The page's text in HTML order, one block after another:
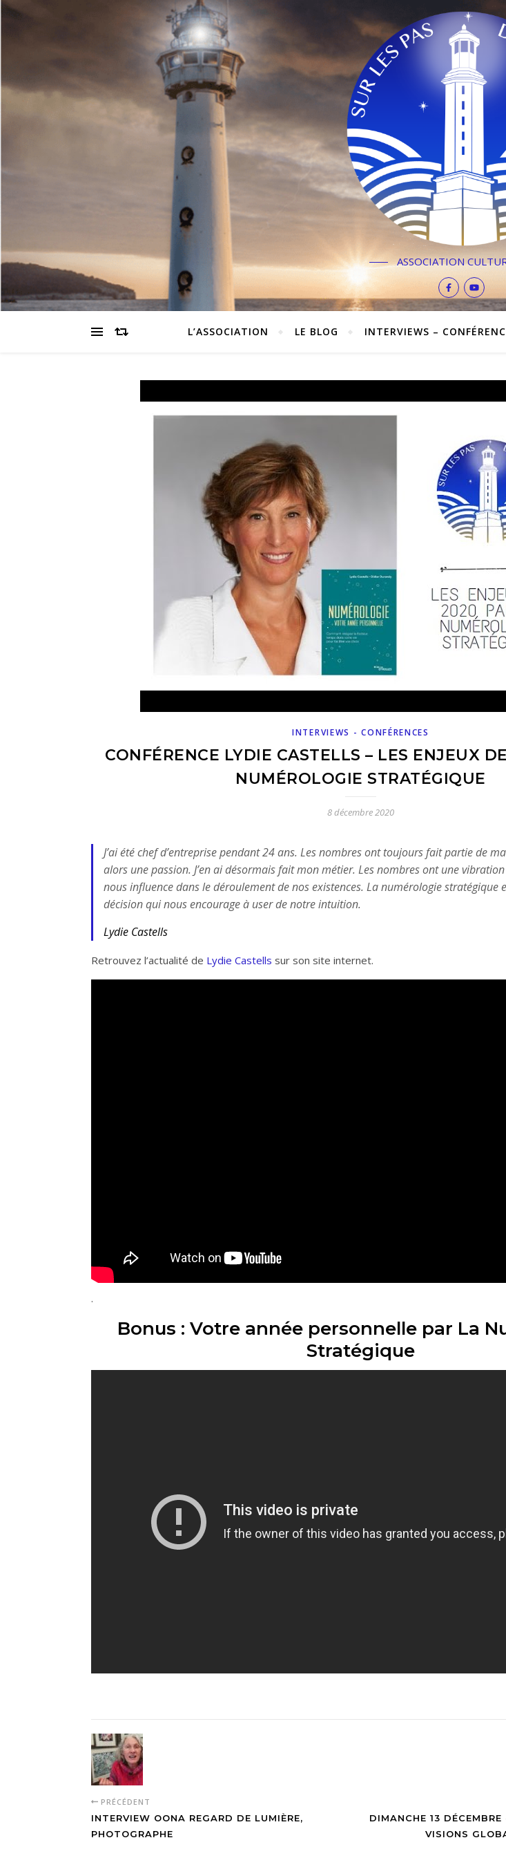
ASSOCIATION
L’ASSOCIATION LE BLOG INTERVIEWS –
INTERVIEWS - CONFÉRENCES
CONFÉRENCE LYDIE CASTELLS – LES ENJEUX
NUMÉROLOGIE STRATÉGIQUE
8 décembre 2020
J’ai été chef d’entreprise pendant 24 ans. Les nombres ont toujours fait partie de
alors une passion. J’en ai désormais fait mon métier. Les nombres ont une
nous influence dans le déroulement de nos existences. La numérologie stratégique
décision qui nous encourage à user de notre intuition.
Lydie Castells
Retrouvez l’actualité de Lydie Castells sur son site internet.
.
Bonus : Votre année personnelle par La
Stratégique
PRÉCÉDENT
INTERVIEW OONA REGARD DE LUMIÈRE,
PHOTOGRAPHE
DIMANCHE 13
VISIONS